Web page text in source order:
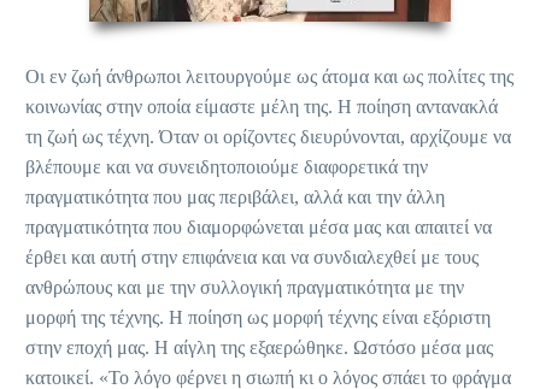
Οι εν ζωή άνθρωποι λειτουργούμε ως άτομα και ως πολίτες της
κοινωνίας στην οποία είμαστε μέλη της. Η ποίηση αντανακλά
τη ζωή ως τέχνη. Όταν οι ορίζοντες διευρύνονται, αρχίζουμε να
βλέπουμε και να συνειδητοποιούμε διαφορετικά την
πραγματικότητα που μας περιβάλει, αλλά και την άλλη
πραγματικότητα που διαμορφώνεται μέσα μας και απαιτεί να
έρθει και αυτή στην επιφάνεια και να συνδιαλεχθεί με τους
ανθρώπους και με την συλλογική πραγματικότητα με την
μορφή της τέχνης. Η ποίηση ως μορφή τέχνης είναι εξόριστη
στην εποχή μας. Η αίγλη της εξαερώθηκε. Ωστόσο μέσα μας
κατοικεί. «Το λόγο φέρνει η σιωπή κι ο λόγος σπάει το φράγμα